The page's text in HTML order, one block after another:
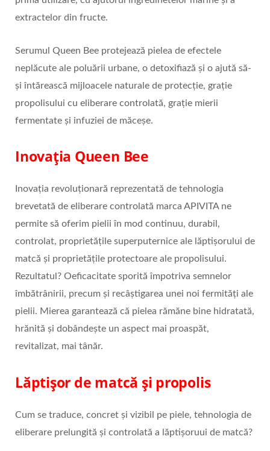
extractelor din fructe.
Serumul Queen Bee protejează pielea de efectele
neplăcute ale poluării urbane, o detoxifiază și o ajută să-
și întărească mijloacele naturale de protecție, grație
propolisului cu eliberare controlată, grație mierii
fermentate și infuziei de măceșe.
Inovația Queen Bee
Inovația revoluționară reprezentată de tehnologia
brevetată de eliberare controlată marca APIVITA ne
permite să oferim pielii în mod continuu, durabil,
controlat, proprietățile superputernice ale lăptișorului de
matcă și proprietățile protectoare ale propolisului.
Rezultatul? Oeficacitate sporită împotriva semnelor
îmbătrânirii, precum și recâștigarea unei noi fermități ale
pielii. Mierea garantează că pielea rămăne bine hidratată,
hrănită și dobândește un aspect mai proaspăt,
revitalizat, mai tânăr.
Lăptișor de matcă și propolis
Cum se traduce, concret și vizibil pe piele, tehnologia de
eliberare prelungită și controlată a lăptișoruui de matcă?